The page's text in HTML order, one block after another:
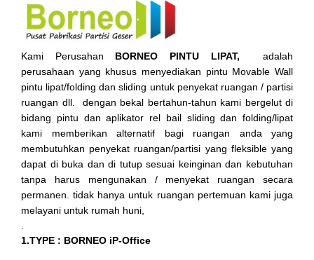
Kami Perusahan BORNEO PINTU LIPAT, adalah
perusahaan yang khusus menyediakan pintu Movable Wall
pintu lipat/folding dan sliding untuk penyekat ruangan / partisi
ruangan dll. dengan bekal bertahun-tahun kami bergelut di
bidang pintu dan aplikator rel bail sliding dan folding/lipat
kami memberikan alternatif bagi ruangan anda yang
membutuhkan penyekat ruangan/partisi yang fleksible yang
dapat di buka dan di tutup sesuai keinginan dan kebutuhan
tanpa harus mengunakan / menyekat ruangan secara
permanen. tidak hanya untuk ruangan pertemuan kami juga
melayani untuk rumah huni,
1.TYPE : BORNEO iP-Office